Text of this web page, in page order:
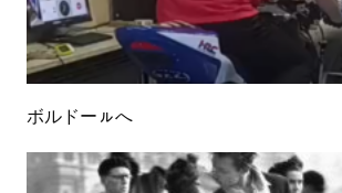
ボルドーㇽへ